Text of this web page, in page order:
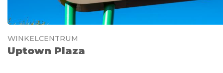
WINKELCENTRUM
Uptown Plaza